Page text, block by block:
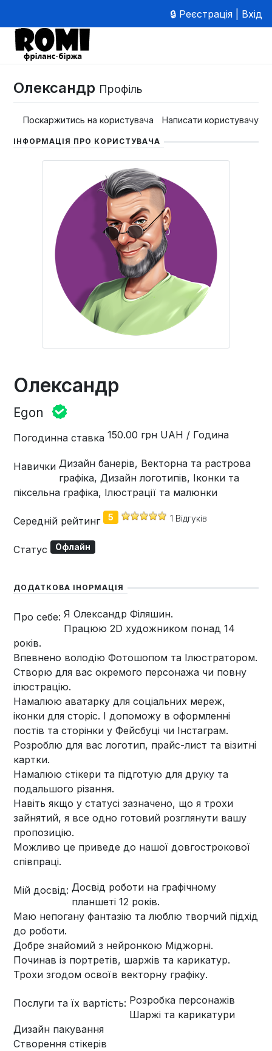
🔒 Реєстрація | Вхід
Олександр Профіль
Поскаржитись на користувача Написати користувачу
ІНФОРМАЦІЯ ПРО КОРИСТУВАЧА
Олександр
Egon
Погодинна ставка 150.00 грн UAH / Година
Навички Дизайн банерів, Векторна та растрова
графіка, Дизайн логотипів, Іконки та
піксельна графіка, Ілюстрації та малюнки
Середній рейтинг 5 1 Відгуків
Статус Офлайн
ДОДАТКОВА ІНОРМАЦІЯ
Про себе: Я Олександр Філяшин.
Працюю 2D художником понад 14
років.
Впевнено володію Фотошопом та Ілюстратором.
Створю для вас окремого персонажа чи повну
ілюстрацію.
Намалюю аватарку для соціальних мереж,
іконки для сторіс. І допоможу в оформленні
постів та сторінки у Фейсбуці чи Інстаграм.
Розроблю для вас логотип, прайс-лист та візитні
картки.
Намалюю стікери та підготую для друку та
подальшого різання.
Навіть якщо у статусі зазначено, що я трохи
зайнятий, я все одно готовий розглянути вашу
пропозицію.
Можливо це приведе до нашої довгострокової
співпраці.
Мій досвід: Досвід роботи на графічному
планшеті 12 років.
Маю непогану фантазію та люблю творчий підхід
до роботи.
Добре знайомий з нейронкою Міджорні.
Починав із портретів, шаржів та карикатур.
Трохи згодом освоїв векторну графіку.
Послуги та їх вартість: Розробка персонажів
Шаржі та карикатури
Дизайн пакування
Створення стікерів